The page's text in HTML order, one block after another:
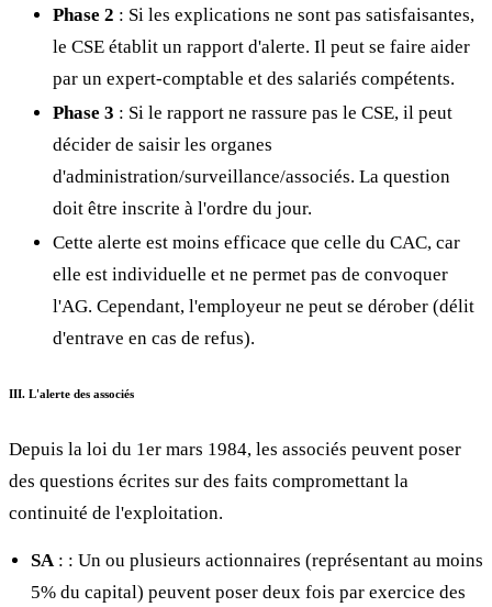
Phase 2 : Si les explications ne sont pas satisfaisantes,
le CSE établit un rapport d'alerte. Il peut se faire aider
par un expert-comptable et des salariés compétents.
Phase 3 : Si le rapport ne rassure pas le CSE, il peut
décider de saisir les organes
d'administration/surveillance/associés. La question
doit être inscrite à l'ordre du jour.
Cette alerte est moins efficace que celle du CAC, car
elle est individuelle et ne permet pas de convoquer
l'AG. Cependant, l'employeur ne peut se dérober (délit
d'entrave en cas de refus).
III. L'alerte des associés
Depuis la loi du 1er mars 1984, les associés peuvent poser
des questions écrites sur des faits compromettant la
continuité de l'exploitation.
SA: : Un ou plusieurs actionnaires (représentant au moins
5% du capital) peuvent poser deux fois par exercice des